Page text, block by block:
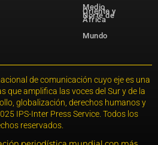
Medio
Oriente y
Norte de
África
Mundo
de comunicación cuyo eje es una
que amplifica las voces del Sur y de la
globalización, derechos humanos y
IPS-Inter Press Service. Todos los
reservados.